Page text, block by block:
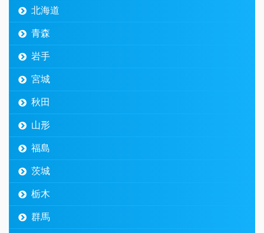
北海道
青森
岩手
宮城
秋田
山形
福島
茨城
栃木
群馬